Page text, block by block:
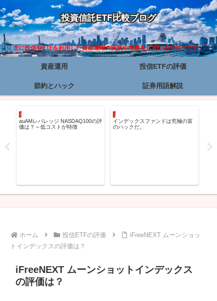
投資信託ETF比較ブログ
主に投信やETFを利用した資産運用の実践や考察をしているブログです。
資産運用 投信ETFの評価
節約とハック 証券用語解説
投信ETFの評価
auAMレバレッジ NASDAQ100の評
価は？～低コストが特徴
資産運用
インデックスファンドは究極の富
のハックだ。
ホーム 投信ETFの評価
iFreeNEXT ムーンショッ
トインデックスの評価は？
iFreeNEXT ムーンショットインデックス
の評価は？